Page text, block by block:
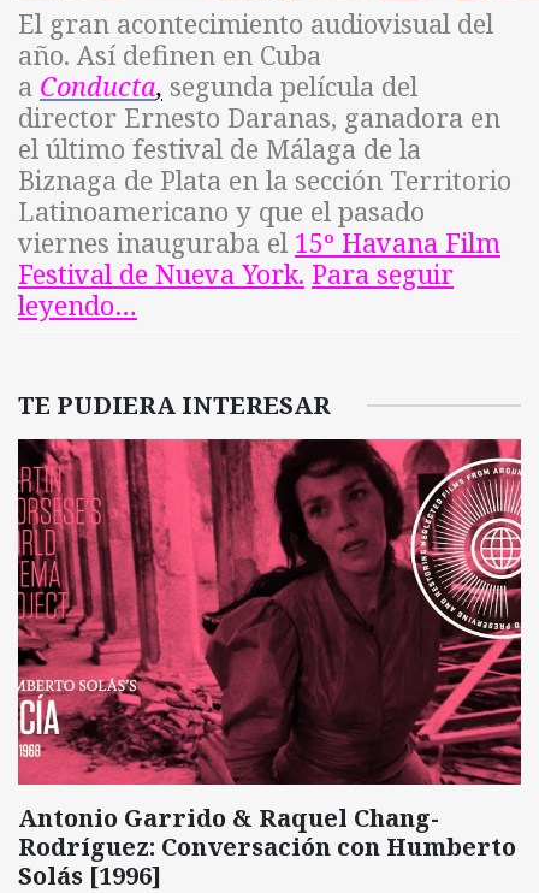
El gran acontecimiento audiovisual del
año. Así definen en Cuba
a Conducta, segunda película del
director Ernesto Daranas, ganadora en
el último festival de Málaga de la
Biznaga de Plata en la sección Territorio
Latinoamericano y que el pasado
viernes inauguraba el 15º Havana Film
Festival de Nueva York. Para seguir
leyendo…
TE PUDIERA INTERESAR
Antonio Garrido & Raquel Chang-
Rodríguez: Conversación con Humberto
Solás [1996]